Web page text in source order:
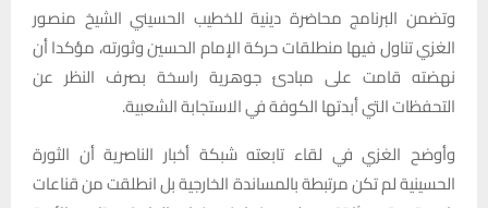
وتضمن البرنامج محاضرة دينية للخطيب الحسيني الشيخ منصور
الغزي تناول فيها منطلقات حركة الإمام الحسين وثورته، مؤكدا أن
نهضته قامت على مبادئ جوهرية راسخة بصرف النظر عن
التحفظات التي أبدتها الكوفة في الاستجابة الشعبية.
وأوضح الغزي في لقاء تابعته شبكة أخبار الناصرية أن الثورة
الحسينية لم تكن مرتبطة بالمساندة الخارجية بل انطلقت من قناعات